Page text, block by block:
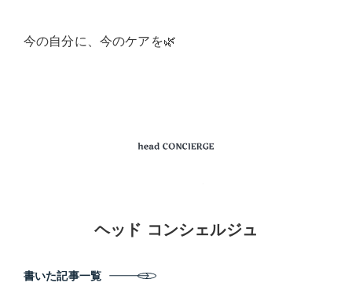
今の自分に、今のケアを🌿
ヘッド コンシェルジュ
書いた記事一覧